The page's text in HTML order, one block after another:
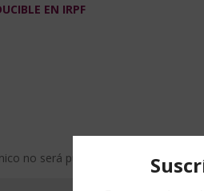
EN IRPF
no será publicada. Los campos